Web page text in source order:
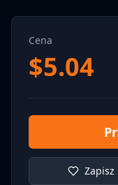
Cena
$5.04
Zapisz